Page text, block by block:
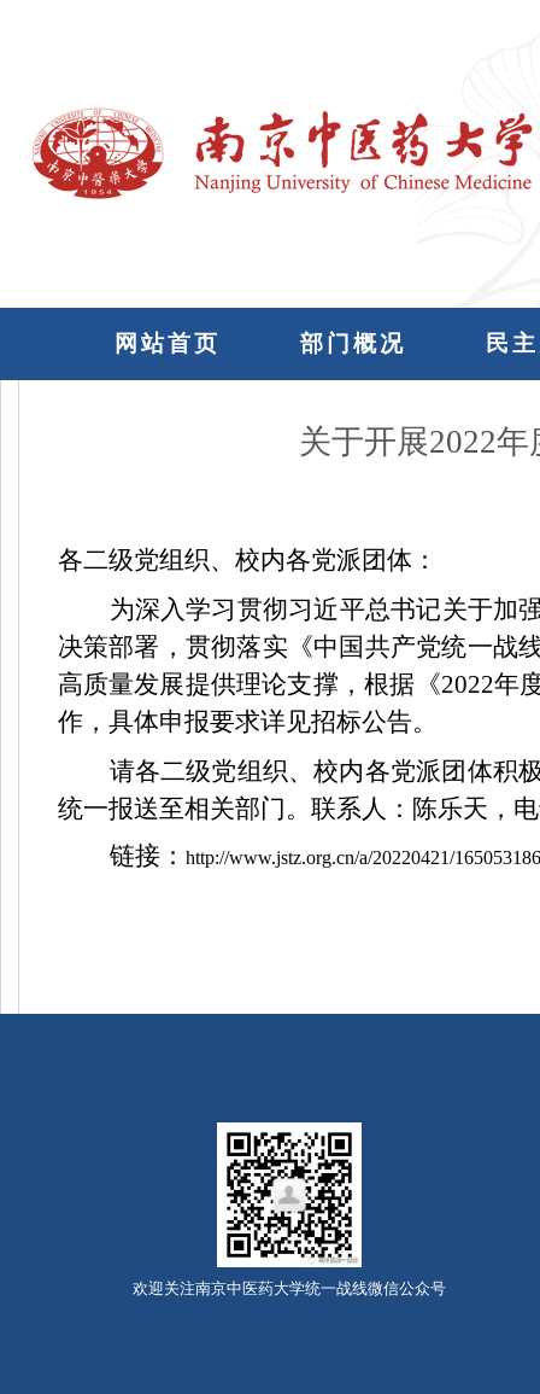
网站首页 部门概况 民
关于开展2022
各二级党组织、校内各党派团体：
为深入学习贯彻习近平总书记关于加
决策部署，贯彻落实《中国共产党统一战
高质量发展提供理论支撑，根据《2022年
作，具体申报要求详见招标公告。
请各二级党组织、校内各党派团体积
统一报送至相关部门。联系人：陈乐天，
链接： http://www.jstz.org.cn/a/20220421/
欢迎关注南京中医药大学统一战线微信公众号